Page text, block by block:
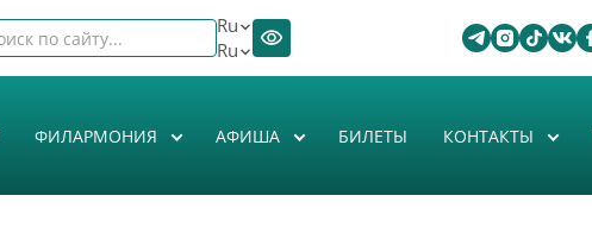
Ru
Ru
ФИЛАРМОНИЯ АФИША БИЛЕТЫ КОНТАКТЫ